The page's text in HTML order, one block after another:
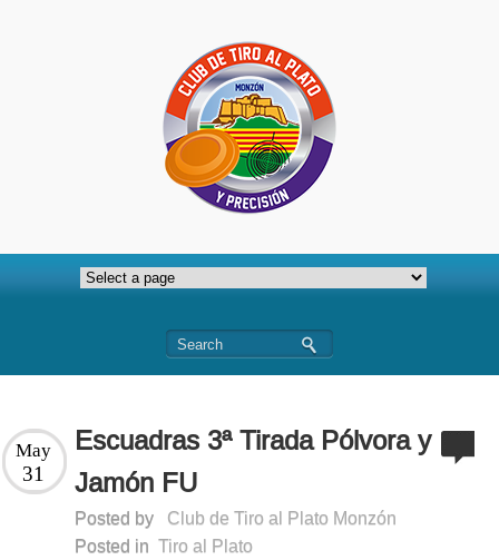
Escuadras 3ª Tirada Pólvora y
Jamón FU
May
31
Posted by
Club de Tiro al Plato Monzón
Posted in Tiro al Plato